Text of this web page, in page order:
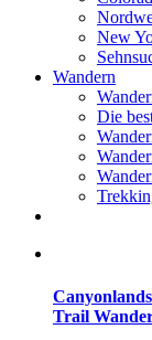
New
Wandern
Die
Trail